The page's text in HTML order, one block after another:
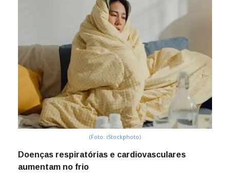
(Foto: iStockphoto)
Doenças respiratórias e cardiovasculares
aumentam no frio